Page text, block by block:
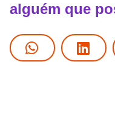
alguém que